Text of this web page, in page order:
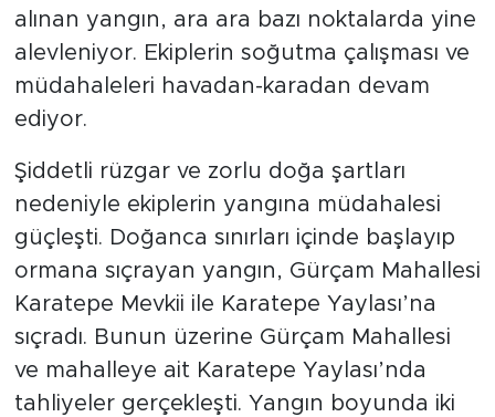
alınan yangın, ara ara bazı noktalarda yine
alevleniyor. Ekiplerin soğutma çalışması ve
müdahaleleri havadan-karadan devam
ediyor.
Şiddetli rüzgar ve zorlu doğa şartları
nedeniyle ekiplerin yangına müdahalesi
güçleşti. Doğanca sınırları içinde başlayıp
ormana sıçrayan yangın, Gürçam Mahallesi
Karatepe Mevkii ile Karatepe Yaylası’na
sıçradı. Bunun üzerine Gürçam Mahallesi
ve mahalleye ait Karatepe Yaylası’nda
tahliyeler gerçekleşti. Yangın boyunda iki